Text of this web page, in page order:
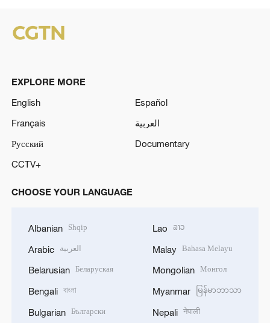
EXPLORE MORE
English
Español
Français
العربية
Русский
Documentary
CCTV+
CHOOSE YOUR LANGUAGE
Albanian Shqip
Arabic العربية
Belarusian Беларуская
Bengali বাংলা
Bulgarian Български
Lao ລາວ
Malay Bahasa Melayu
Mongolian Монгол
Myanmar မြန်မာဘာသာ
Nepali नेपाली